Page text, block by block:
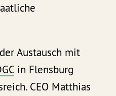
Austausch mit
in Flensburg
CEO Matthias